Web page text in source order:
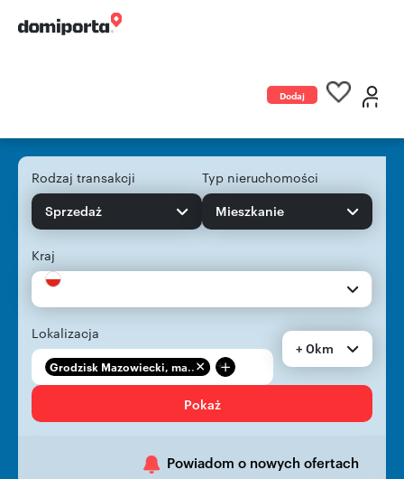
Dodaj
Rodzaj transakcji
Sprzedaż
Typ nieruchomości
Mieszkanie
Kraj
Lokalizacja
Grodzisk Mazowiecki, ma... +
+ 0km
Pokaż
Powiadom o nowych ofertach